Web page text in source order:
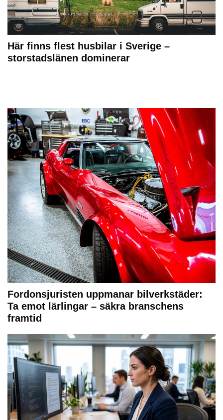
Här finns flest husbilar i Sverige –
storstadslänen dominerar
Fordonsjuristen uppmanar bilverkstäder:
Ta emot lärlingar – säkra branschens
framtid